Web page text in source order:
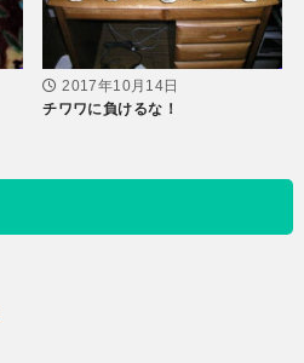
2017年10月14日
チワワに負けるな！